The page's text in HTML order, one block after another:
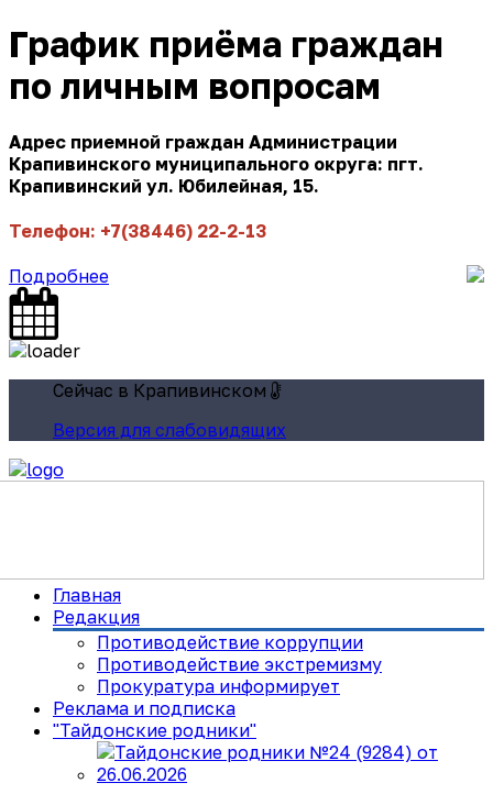
График приёма граждан
по личным вопросам
Адрес приемной граждан Администрации
Крапивинского муниципального округа: пгт.
Крапивинский ул. Юбилейная, 15.
Телефон: +7(38446) 22-2-13
Подробнее
Сейчас в Крапивинском
Версия для слабовидящих
Главная
Редакция
Противодействие коррупции
Противодействие экстремизму
Прокуратура информирует
Реклама и подписка
"Тайдонские родники"